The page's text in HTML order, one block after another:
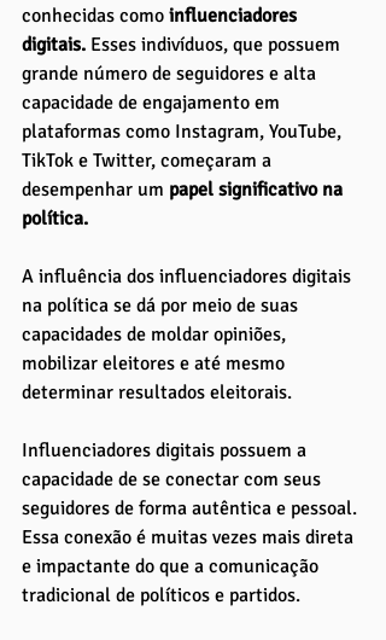
conhecidas como influenciadores
digitais. Esses indivíduos, que possuem
grande número de seguidores e alta
capacidade de engajamento em
plataformas como Instagram, YouTube,
TikTok e Twitter, começaram a
desempenhar um papel significativo na
política.
A influência dos influenciadores digitais
na política se dá por meio de suas
capacidades de moldar opiniões,
mobilizar eleitores e até mesmo
determinar resultados eleitorais.
Influenciadores digitais possuem a
capacidade de se conectar com seus
seguidores de forma autêntica e pessoal.
Essa conexão é muitas vezes mais direta
e impactante do que a comunicação
tradicional de políticos e partidos.